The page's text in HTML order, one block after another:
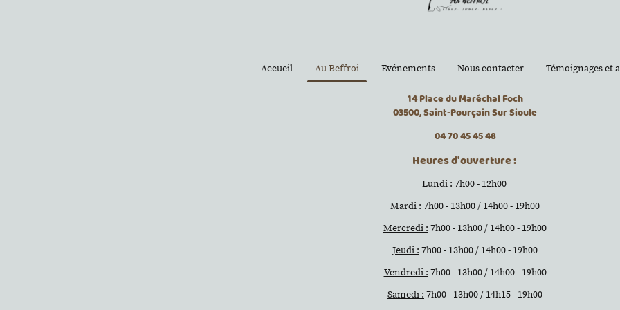
Accueil Au Beffroi Evénements Nous contacter Témoignages et
14 Place du Maréchal Foch
03500, Saint-Pourçain Sur Sioule
04 70 45 45 48
Heures d'ouverture :
Lundi : 7h00 - 12h00
Mardi : 7h00 - 13h00 / 14h00 - 19h00
Mercredi : 7h00 - 13h00 / 14h00 - 19h00
Jeudi : 7h00 - 13h00 / 14h00 - 19h00
Vendredi : 7h00 - 13h00 / 14h00 - 19h00
Samedi : 7h00 - 13h00 / 14h15 - 19h00